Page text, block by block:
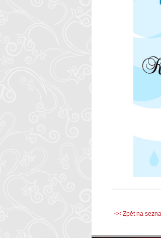
<< Zpět na